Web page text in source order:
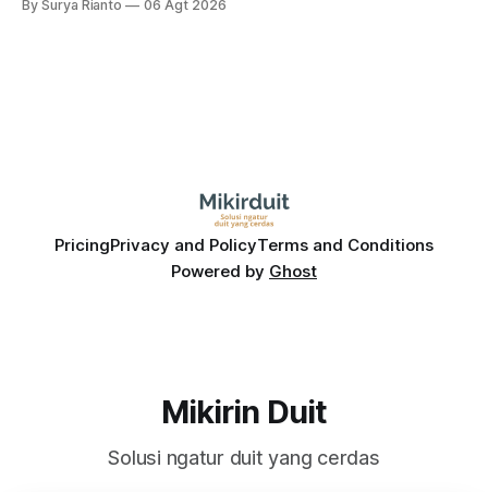
bank ke depannya?
By Surya Rianto 06 Agt 2026
PricingPrivacy and PolicyTerms and Conditions
Powered by Ghost
Mikirin Duit
Solusi ngatur duit yang cerdas